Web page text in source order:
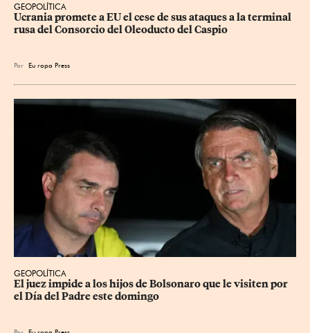
GEOPOLÍTICA
Ucrania promete a EU el cese de sus ataques a la terminal
rusa del Consorcio del Oleoducto del Caspio
Por Eu ropa Press
GEOPOLÍTICA
El juez impide a los hijos de Bolsonaro que le visiten por
el Día del Padre este domingo